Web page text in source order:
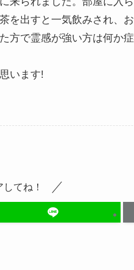
を出すと一気飲みされ、
方で霊感が強い方は何か
います!
てね！